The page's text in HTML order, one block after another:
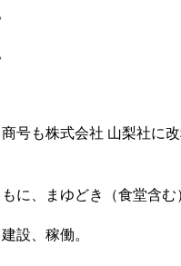
号も株式会社 山梨社に改
に、まゆどき（食堂含む
設、稼働。